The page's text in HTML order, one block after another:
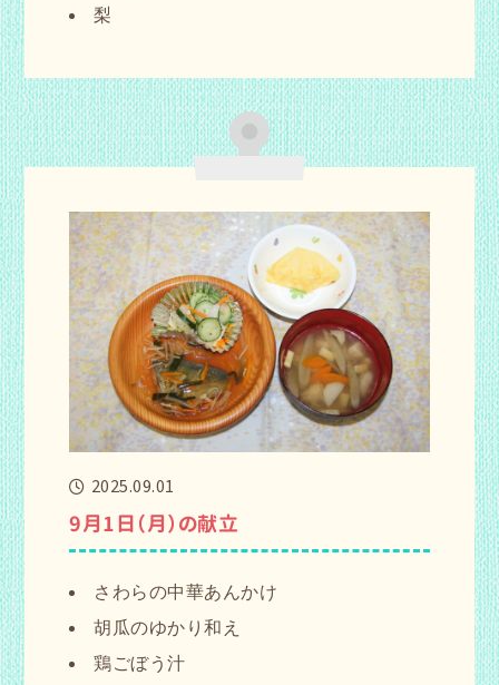
梨
2025.09.01
9月1日（月）の献立
さわらの中華あんかけ
胡瓜のゆかり和え
鶏ごぼう汁